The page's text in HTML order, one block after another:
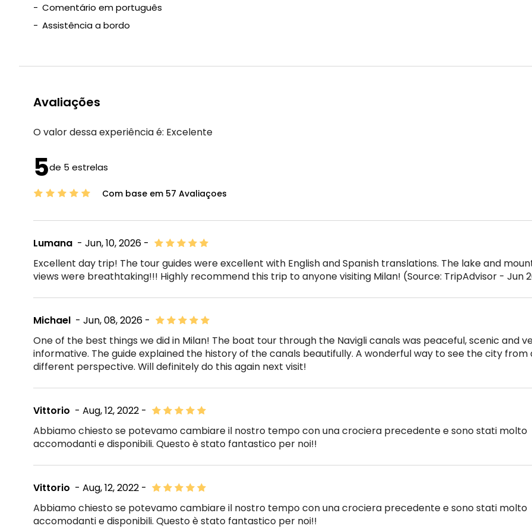
Comentário em português
Assistência a bordo
Avaliações
O valor dessa experiência é: Excelente
5de 5 estrelas
Com base em 57 Avaliaçoes
- Jun, 10, 2026 -
Lumana
Excellent day trip! The tour guides were excellent with English and Spanish translations. The lake and
views were breathtaking!!! Highly recommend this trip to anyone visiting Milan! (Source: TripAdvisor - Jun
- Jun, 08, 2026 -
Michael
One of the best things we did in Milan! The boat tour through the Navigli canals was peaceful, scenic and
informative. The guide explained the history of the canals beautifully. A wonderful way to see the city from
different perspective. Will definitely do this again next visit!
- Aug, 12, 2022 -
Vittorio
Abbiamo chiesto se potevamo cambiare il nostro tempo con una crociera precedente e sono stati molto
accomodanti e disponibili. Questo è stato fantastico per noi!!
- Aug, 12, 2022 -
Vittorio
Abbiamo chiesto se potevamo cambiare il nostro tempo con una crociera precedente e sono stati molto
accomodanti e disponibili. Questo è stato fantastico per noi!!